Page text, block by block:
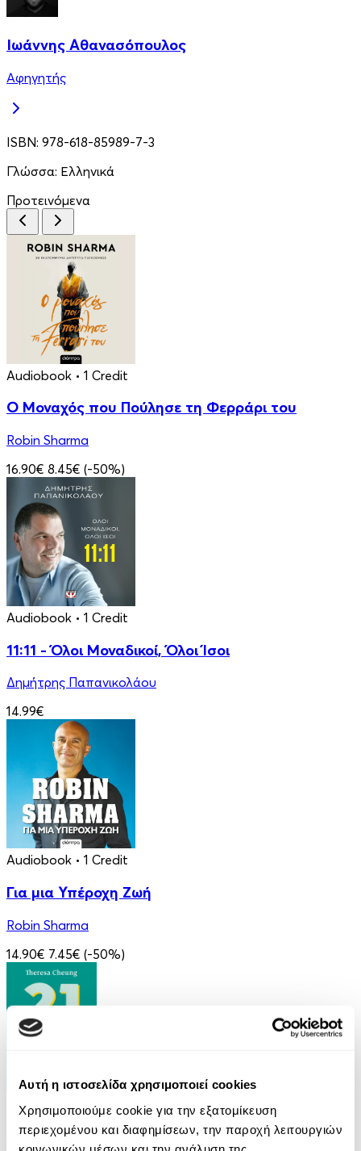
Αυτή η ιστοσελίδα χρησιμοποιεί cookies
Χρησιμοποιούμε cookie για την εξατομίκευση
περιεχομένου και διαφημίσεων, την παροχή λειτουργιών
Ιωάννης Αθανασόπουλος
Αφηγητής
ISBN: 978-618-85989-7-3
Γλώσσα: Ελληνικά
Προτεινόμενα
Audiobook • 1 Credit
Ο Μοναχός που Πούλησε τη Φερράρι του
Robin Sharma
16.90€ 8.45€ (-50%)
Audiobook • 1 Credit
11:11 - Όλοι Μοναδικοί, Όλοι Ίσοι
Δημήτρης Παπανικολάου
14.99€
Audiobook • 1 Credit
Για μια Υπέροχη Ζωή
Robin Sharma
14.90€ 7.45€ (-50%)
eBook
21 Ευκαιρίες να ξεπεράσεις τον εαυτό σου